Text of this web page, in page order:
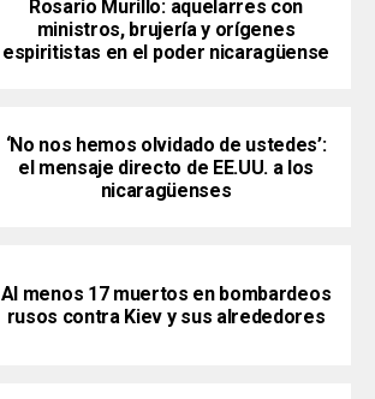
Rosario Murillo: aquelarres con
ministros, brujería y orígenes
espiritistas en el poder nicaragüense
‘No nos hemos olvidado de ustedes’:
el mensaje directo de EE.UU. a los
nicaragüenses
Al menos 17 muertos en bombardeos
rusos contra Kiev y sus alrededores